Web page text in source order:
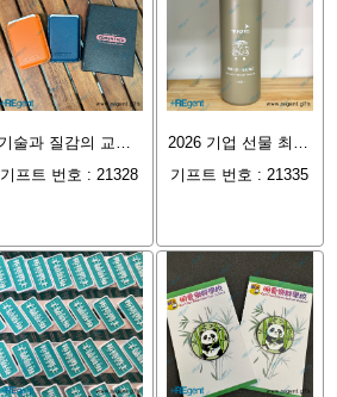
기술과 질감의 교차점: Huijun Gift MagSafe 자석 가죽 카드 홀더, 고급 비즈니스 선물의 새로운 기준을 제시합니다
기프트 번호 : 21328
2026 기업 선물 최고의 선택: Trinseo 500ml 맞춤형 보온병, 브랜드 깊은 영향력 구축
기프트 번호 : 21335